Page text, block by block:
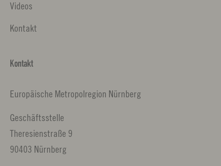
Videos
Kontakt
Kontakt
Europäische Metropolregion Nürnberg
Geschäftsstelle
Theresienstraße 9
90403 Nürnberg